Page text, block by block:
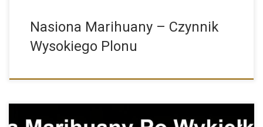
Nasiona Marihuany – Czynnik
Wysokiego Plonu